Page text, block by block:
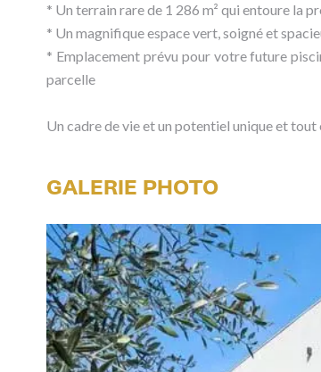
* Un terrain rare de 1 286 m² qui entoure la
* Un magnifique espace vert, soigné et
* Emplacement prévu pour votre future
parcelle
Un cadre de vie et un potentiel unique et
GALERIE PHOTO